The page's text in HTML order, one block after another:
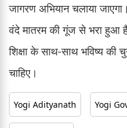
जागरण अभियान चलाया
वंदे मातरम की गूंज से भरा हुआ
शिक्षा के साथ-साथ भविष्य की
चाहिए।
Yogi Adityanath Yogi